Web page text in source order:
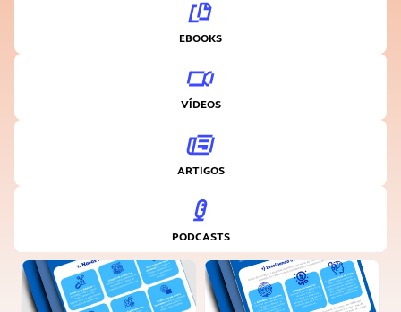
EBOOKS
VÍDEOS
ARTIGOS
PODCASTS